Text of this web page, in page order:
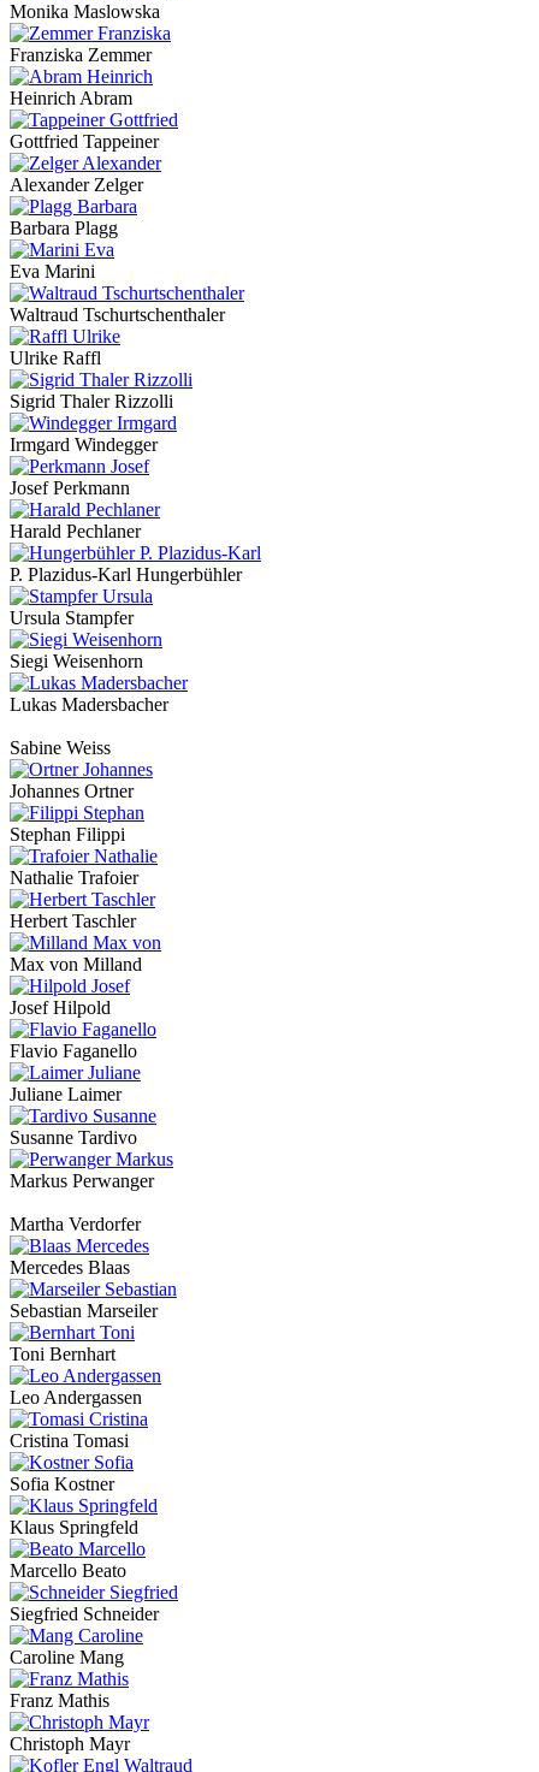
Monika Maslowska
Franziska Zemmer
Heinrich Abram
Gottfried Tappeiner
Alexander Zelger
Barbara Plagg
Eva Marini
Waltraud Tschurtschenthaler
Ulrike Raffl
Sigrid Thaler Rizzolli
Irmgard Windegger
Josef Perkmann
Harald Pechlaner
P. Plazidus-Karl Hungerbühler
Ursula Stampfer
Siegi Weisenhorn
Lukas Madersbacher
Sabine Weiss
Johannes Ortner
Stephan Filippi
Nathalie Trafoier
Herbert Taschler
Max von Milland
Josef Hilpold
Flavio Faganello
Juliane Laimer
Susanne Tardivo
Markus Perwanger
Martha Verdorfer
Mercedes Blaas
Sebastian Marseiler
Toni Bernhart
Leo Andergassen
Cristina Tomasi
Sofia Kostner
Klaus Springfeld
Marcello Beato
Siegfried Schneider
Caroline Mang
Franz Mathis
Christoph Mayr